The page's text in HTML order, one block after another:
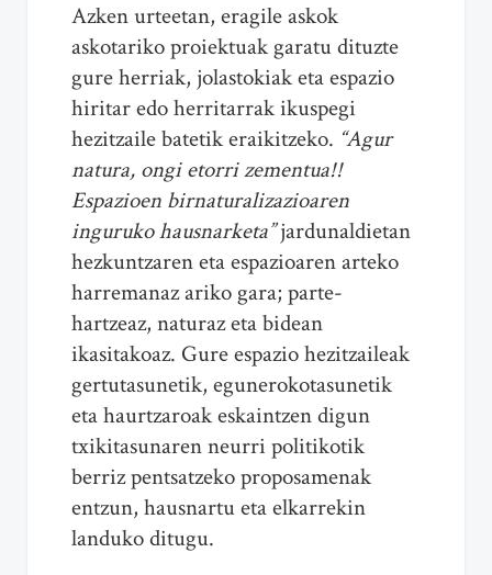
Azken urteetan, eragile askok
askotariko proiektuak garatu dituzte
gure herriak, jolastokiak eta espazio
hiritar edo herritarrak ikuspegi
hezitzaile batetik eraikitzeko. “Agur
natura, ongi etorri zementua!!
Espazioen birnaturalizazioaren
inguruko hausnarketa”jardunaldietan
hezkuntzaren eta espazioaren arteko
harremanaz ariko gara; parte-
hartzeaz, naturaz eta bidean
ikasitakoaz. Gure espazio hezitzaileak
gertutasunetik, egunerokotasunetik
eta haurtzaroak eskaintzen digun
txikitasunaren neurri politikotik
berriz pentsatzeko proposamenak
entzun, hausnartu eta elkarrekin
landuko ditugu.